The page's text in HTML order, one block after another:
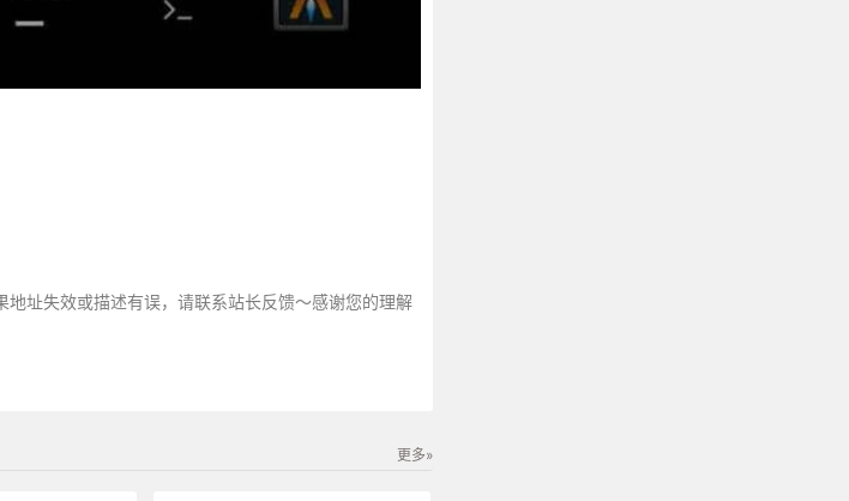
址失效或描述有误，请联系站长反馈～感谢您的理解
更多»